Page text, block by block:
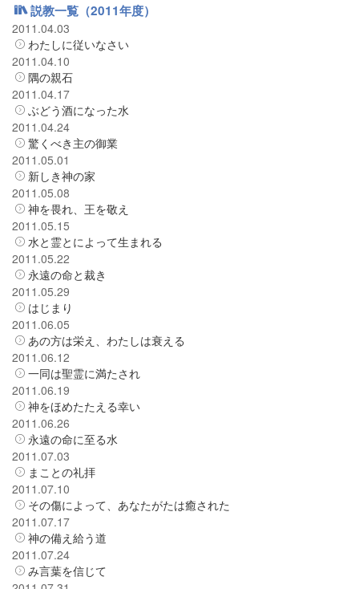
説教一覧（2011年度）
2011.04.03
わたしに従いなさい
2011.04.10
隅の親石
2011.04.17
ぶどう酒になった水
2011.04.24
驚くべき主の御業
2011.05.01
新しき神の家
2011.05.08
神を畏れ、王を敬え
2011.05.15
水と霊とによって生まれる
2011.05.22
永遠の命と裁き
2011.05.29
はじまり
2011.06.05
あの方は栄え、わたしは衰える
2011.06.12
一同は聖霊に満たされ
2011.06.19
神をほめたたえる幸い
2011.06.26
永遠の命に至る水
2011.07.03
まことの礼拝
2011.07.10
その傷によって、あなたがたは癒された
2011.07.17
神の備え給う道
2011.07.24
み言葉を信じて